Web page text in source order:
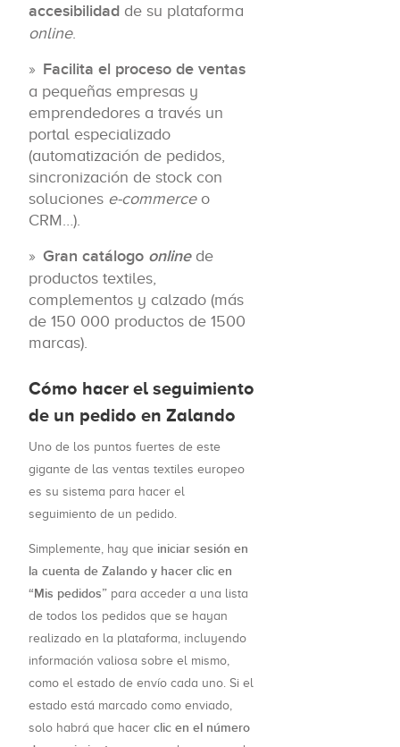
accesibilidad de su plataforma
online.
Facilita el proceso de ventas
a pequeñas empresas y
emprendedores a través un
portal especializado
(automatización de pedidos,
sincronización de stock con
soluciones e-commerceo
CRM…).
Gran catálogo onlinede
productos textiles,
complementos y calzado (más
de 150 000 productos de 1500
marcas).
Cómo hacer el seguimiento
de un pedido en Zalando
Uno de los puntos fuertes de este
gigante de las ventas textiles europeo
es su sistema para hacer el
seguimiento de un pedido.
Simplemente, hay que iniciar sesión en
la cuenta de Zalando y hacer clic en
“Mis pedidos” para acceder a una lista
de todos los pedidos que se hayan
realizado en la plataforma, incluyendo
información valiosa sobre el mismo,
como el estado de envío cada uno. Si el
estado está marcado como enviado,
solo habrá que hacer clic en el número